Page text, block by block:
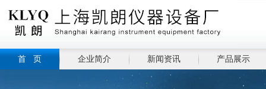
首 页 企业简介 新闻资讯 产品展示